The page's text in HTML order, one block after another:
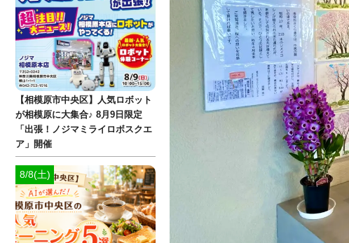
【相模原市中央区】人気ロボット
が相模原に大集合♪ 8月9日限定
「出張！ノジマミライロボスクエ
ア」開催
8/8(土)